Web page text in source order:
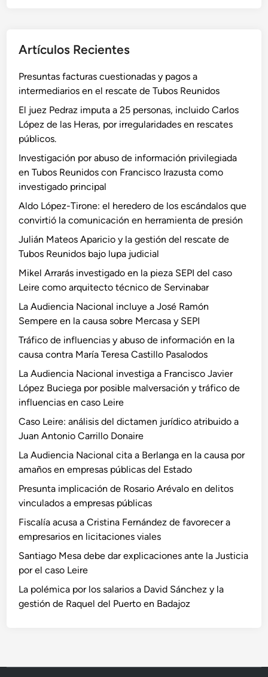
Artículos Recientes
Presuntas facturas cuestionadas y pagos a
intermediarios en el rescate de Tubos Reunidos
El juez Pedraz imputa a 25 personas, incluido Carlos
López de las Heras, por irregularidades en rescates
públicos.
Investigación por abuso de información privilegiada
en Tubos Reunidos con Francisco Irazusta como
investigado principal
Aldo López-Tirone: el heredero de los escándalos que
convirtió la comunicación en herramienta de presión
Julián Mateos Aparicio y la gestión del rescate de
Tubos Reunidos bajo lupa judicial
Mikel Arrarás investigado en la pieza SEPI del caso
Leire como arquitecto técnico de Servinabar
La Audiencia Nacional incluye a José Ramón
Sempere en la causa sobre Mercasa y SEPI
Tráfico de influencias y abuso de información en la
causa contra María Teresa Castillo Pasalodos
La Audiencia Nacional investiga a Francisco Javier
López Buciega por posible malversación y tráfico de
influencias en caso Leire
Caso Leire: análisis del dictamen jurídico atribuido a
Juan Antonio Carrillo Donaire
La Audiencia Nacional cita a Berlanga en la causa por
amaños en empresas públicas del Estado
Presunta implicación de Rosario Arévalo en delitos
vinculados a empresas públicas
Fiscalía acusa a Cristina Fernández de favorecer a
empresarios en licitaciones viales
Santiago Mesa debe dar explicaciones ante la Justicia
por el caso Leire
La polémica por los salarios a David Sánchez y la
gestión de Raquel del Puerto en Badajoz